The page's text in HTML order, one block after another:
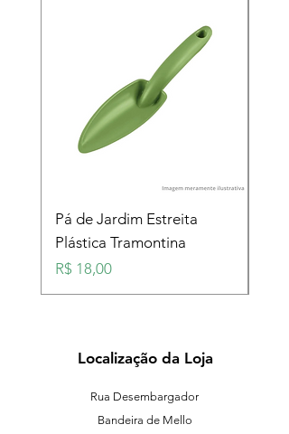
Pá de Jardim Estreita
Plástica Tramontina
Preço
R$ 18,00
Localização da Loja
Rua Desembargador
Bandeira de Mello